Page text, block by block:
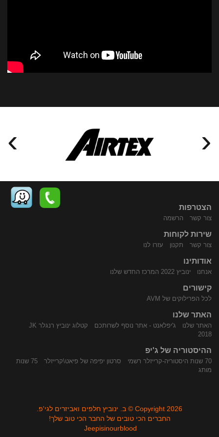
› ‹
הצטרפות
צור קשר הרשמה
שירות לקוחות
צור קשר תקנון עזרו לנו
אודותינו
אנחנו ינוביץ 2022 המרכז החדש שלנו
קישורים
לכל הפרילוקים של AVM
האתר שלנו
האתר שלנו ג'יפלאנט - אתר נוסף לשרותכם
קטלוג ינוביץ רנגלר JK
2018
ההיסטוריה של ג'יפ
70 שנות היסטוריה-קרייזלר רשמי סרטון יפיפה של פיאט\קרייזלר
75 שנות
מותג
Copyright 2026 © ב. ינוביץ חלפים ואביזרים לגי'פ.
החברים הכי טובים של החבר הכי טוב שלך!
Jeepisinourblood